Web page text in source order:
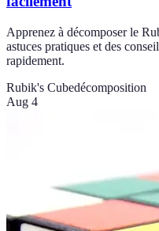
Apprenez à décomposer le
astuces pratiques et des
rapidement.
Rubik's Cubedécomposition
Aug 4